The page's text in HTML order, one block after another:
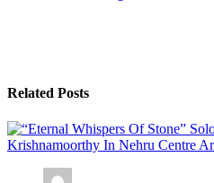
Related Posts